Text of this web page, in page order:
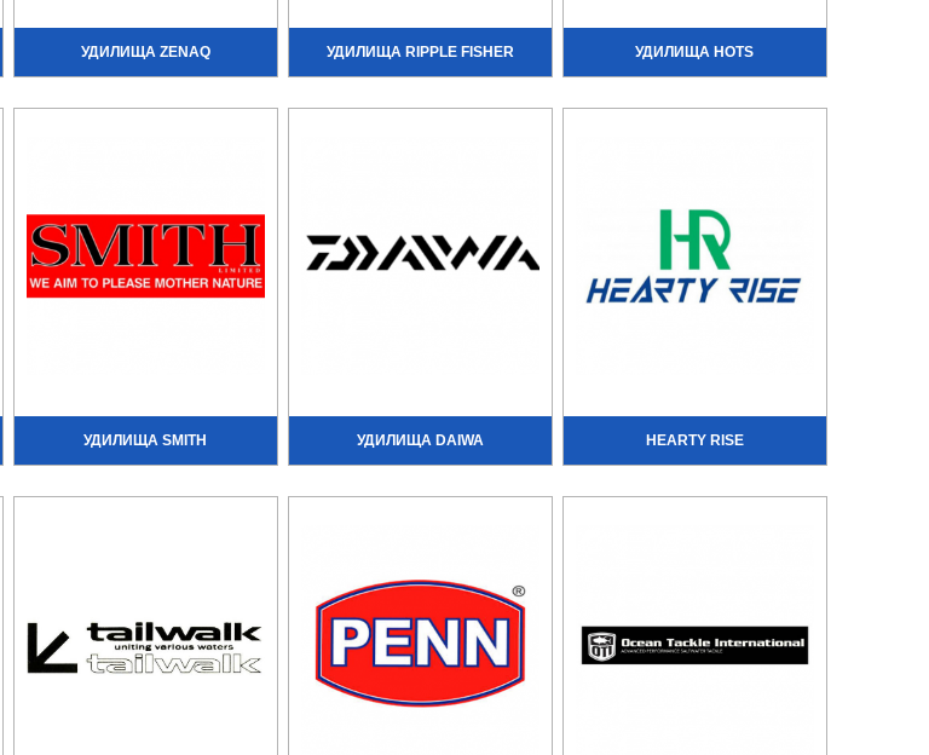
УДИЛИЩА ZENAQ УДИЛИЩА RIPPLE FISHER УДИЛИЩА HOTS
УДИЛИЩА SMITH УДИЛИЩА DAIWA HEARTY RISE